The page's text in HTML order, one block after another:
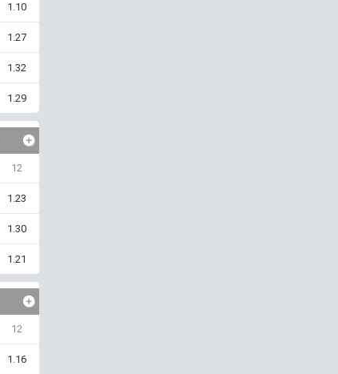
1.10
1.27
1.32
1.29
12
1.23
1.30
1.21
12
1.16